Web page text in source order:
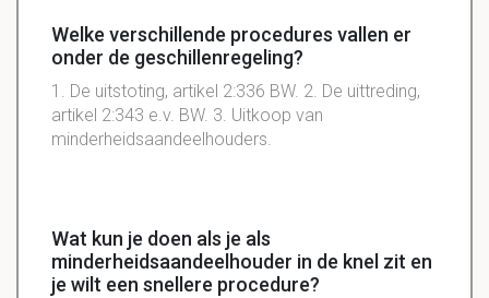
Welke verschillende procedures vallen er
onder de geschillenregeling?
1. De uitstoting, artikel 2:336 BW. 2. De uittreding,
artikel 2:343 e.v. BW. 3. Uitkoop van
minderheidsaandeelhouders.
Wat kun je doen als je als
minderheidsaandeelhouder in de knel zit en
je wilt een snellere procedure?